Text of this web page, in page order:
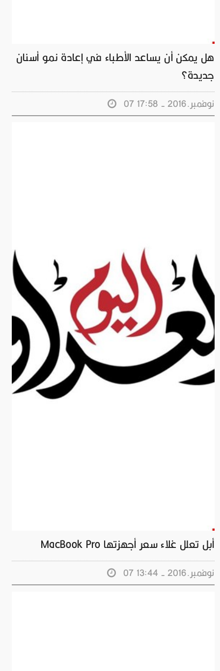
هل يمكن أن يساعد الأطباء في إعادة نمو أسنان
جديدة؟
07 نوفمبر.2016 - 17:58
أبل تعلل غلاء سعر أجهزتها MacBook Pro
07 نوفمبر.2016 - 13:44